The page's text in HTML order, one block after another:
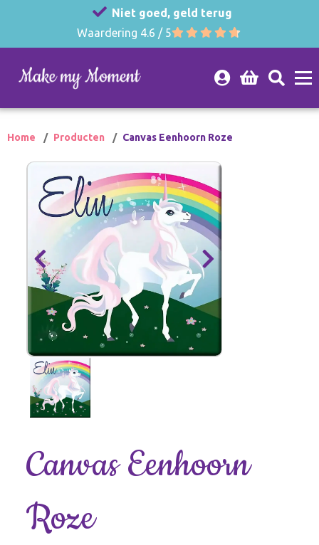
Niet goed, geld terug
Waardering 4.6 / 5
Home Producten Canvas Eenhoorn Roze
Canvas Eenhoorn
Roze